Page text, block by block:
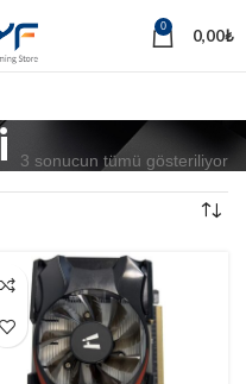
0 0,00₺
3 sonucun tümü gösteriliyor